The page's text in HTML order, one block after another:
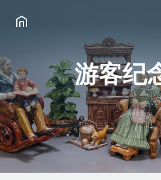
游客纪